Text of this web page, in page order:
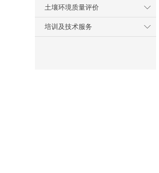
土壤环境质量评价
培训及技术服务